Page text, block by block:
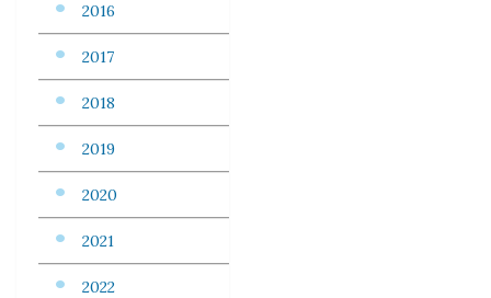
2016
2017
2018
2019
2020
2021
2022